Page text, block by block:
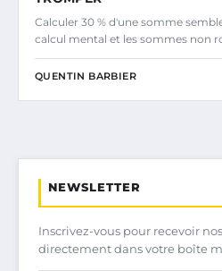
Calculer 30 % d'une somme
calcul mental et les sommes non
QUENTIN BARBIER
NEWSLETTER
Inscrivez-vous pour recevoir
directement dans votre boîte